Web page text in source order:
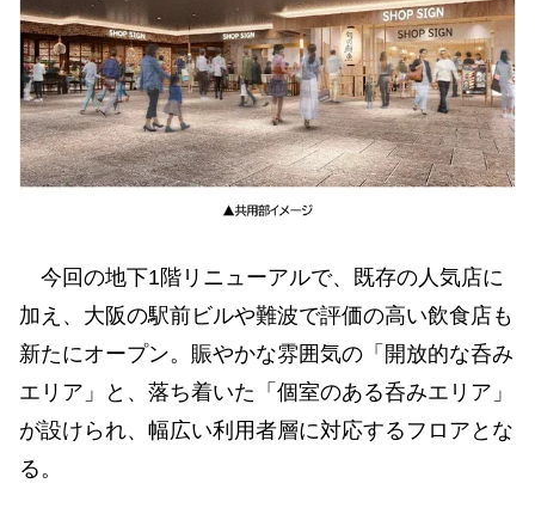
今回の地下1階リニューアルで、既存の人気店に
加え、大阪の駅前ビルや難波で評価の高い飲食店も
新たにオープン。賑やかな雰囲気の「開放的な呑み
エリア」と、落ち着いた「個室のある呑みエリア」
が設けられ、幅広い利用者層に対応するフロアとな
る。